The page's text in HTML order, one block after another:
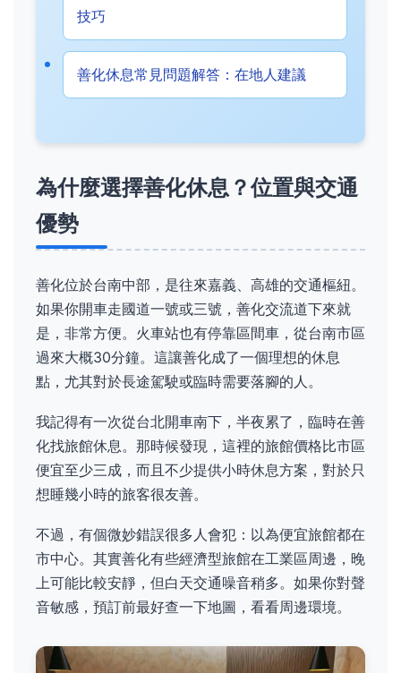
技巧
善化休息常見問題解答：在地人建議
為什麼選擇善化休息？位置與交通
優勢
善化位於台南中部，是往來嘉義、高雄的交通樞紐。
如果你開車走國道一號或三號，善化交流道下來就
是，非常方便。火車站也有停靠區間車，從台南市區
過來大概30分鐘。這讓善化成了一個理想的休息
點，尤其對於長途駕駛或臨時需要落腳的人。
我記得有一次從台北開車南下，半夜累了，臨時在善
化找旅館休息。那時候發現，這裡的旅館價格比市區
便宜至少三成，而且不少提供小時休息方案，對於只
想睡幾小時的旅客很友善。
不過，有個微妙錯誤很多人會犯：以為便宜旅館都在
市中心。其實善化有些經濟型旅館在工業區周邊，晚
上可能比較安靜，但白天交通噪音稍多。如果你對聲
音敏感，預訂前最好查一下地圖，看看周邊環境。